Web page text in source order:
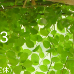
休）